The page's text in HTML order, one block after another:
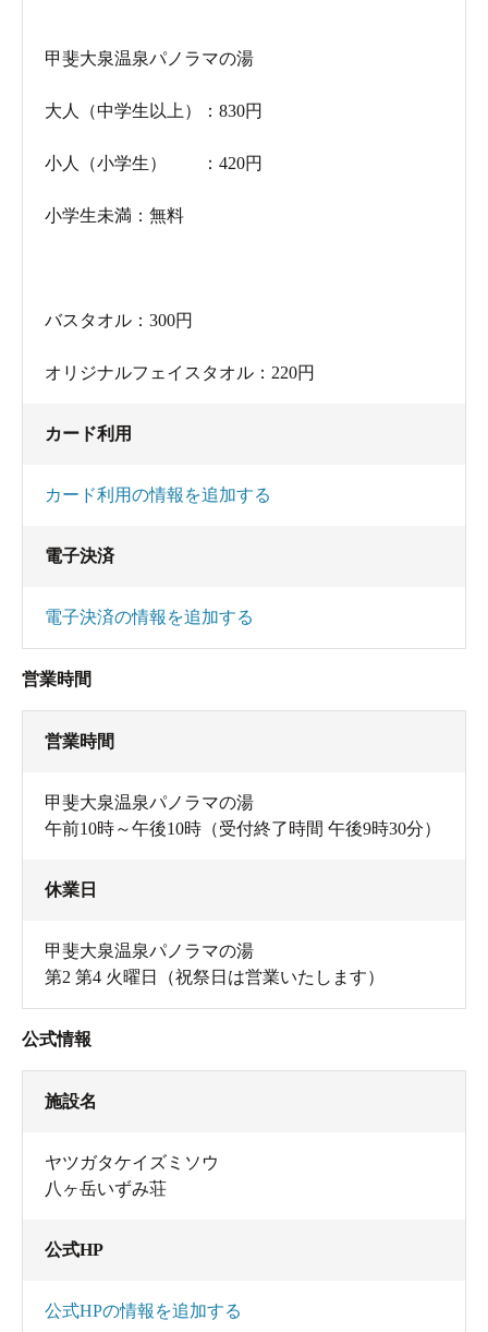
甲斐大泉温泉パノラマの湯
大人（中学生以上）：830円
小人（小学生） ：420円
小学生未満：無料
バスタオル：300円
​オリジナルフェイスタオル：220円
カード利用
カード利用の情報を追加する
電子決済
電子決済の情報を追加する
営業時間
営業時間
甲斐大泉温泉パノラマの湯
午前10時～午後10時（受付終了時間 午後9時30分）
休業日
甲斐大泉温泉パノラマの湯
第2 第4 火曜日（祝祭日は営業いたします）
公式情報
施設名
ヤツガタケイズミソウ
八ヶ岳いずみ荘
公式HP
公式HPの情報を追加する